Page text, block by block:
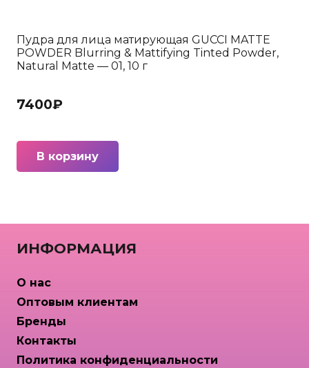
Пудра для лица матирующая GUCCI MATTE
POWDER Blurring & Mattifying Tinted Powder,
Natural Matte — 01, 10 г
7400₽
В корзину
ИНФОРМАЦИЯ
О нас
Оптовым клиентам
Бренды
Контакты
Политика конфиденциальности